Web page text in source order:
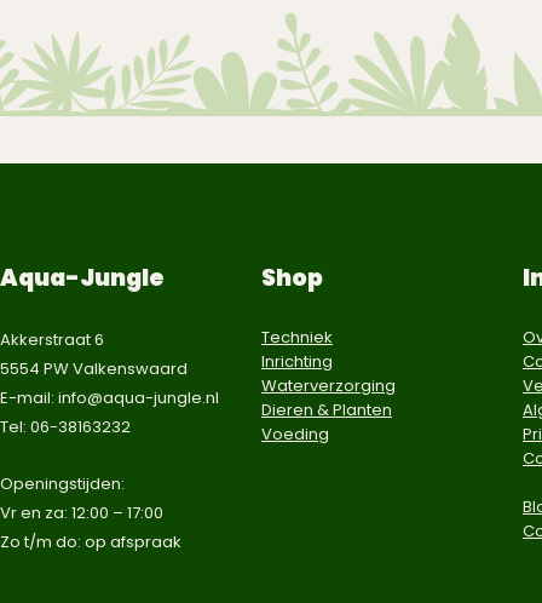
Aqua-Jungle
Akkerstraat 6
5554 PW Valkenswaard
E-mail: info@aqua-jungle.nl
Tel: 06-38163232
​Openingstijden:
Vr en za: 12:00 – 17:00
Zo t/m do: op afspraak​
Shop
Techniek
Inrichting
Waterverzorging
Dieren & Planten
Voeding